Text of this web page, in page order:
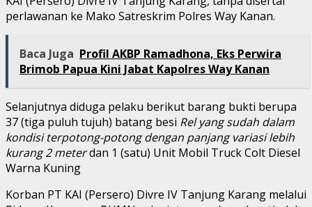
perlawanan ke Mako Satreskrim Polres Way Kanan.
Baca Juga Profil AKBP Ramadhona, Eks Perwira
Brimob Papua Kini Jabat Kapolres Way Kanan
Selanjutnya diduga pelaku berikut barang bukti berupa
37 (tiga puluh tujuh) batang besi Rel yang sudah dalam
kondisi terpotong-potong dengan panjang variasi lebih
kurang 2 meterdan 1 (satu) Unit Mobil Truck Colt Diesel
Warna Kuning
Korban PT KAI (Persero) Divre IV Tanjung Karang melalui